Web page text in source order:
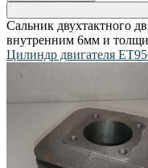
Сальник двухтактного
внутренним 6мм и
Цилиндр двигателя